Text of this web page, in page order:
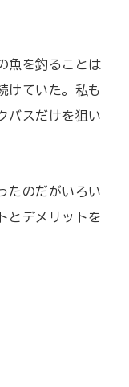
魚を釣ることは
けていた。私も
バスだけを狙い
たのだがいろい
とデメリットを